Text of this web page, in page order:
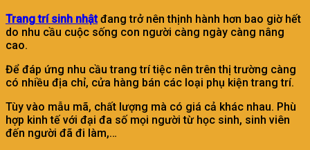
Trang trí sinh nhậtđang trở nên thịnh hành hơn bao giờ hết
do nhu cầu cuộc sống con người càng ngày càng nâng
cao.
Để đáp ứng nhu cầu trang trí tiệc nên trên thị trường càng
có nhiều địa chỉ, cửa hàng bán các loại phụ kiện trang trí.
Tùy vào mẫu mã, chất lượng mà có giá cả khác nhau. Phù
hợp kinh tế với đại đa số mọi người từ học sinh, sinh viên
đến người đã đi làm,…